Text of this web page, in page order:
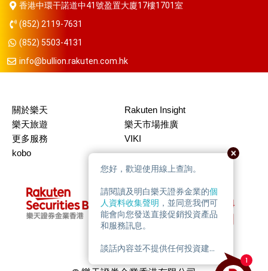
香港中環干諾道中41號盈置大廈17樓1701室
(852) 2119-7631
(852) 5503-4131
info@bullion.rakuten.com.hk
關於樂天
Rakuten Insight
樂天旅遊
樂天市場推廣
更多服務
VIKI
kobo